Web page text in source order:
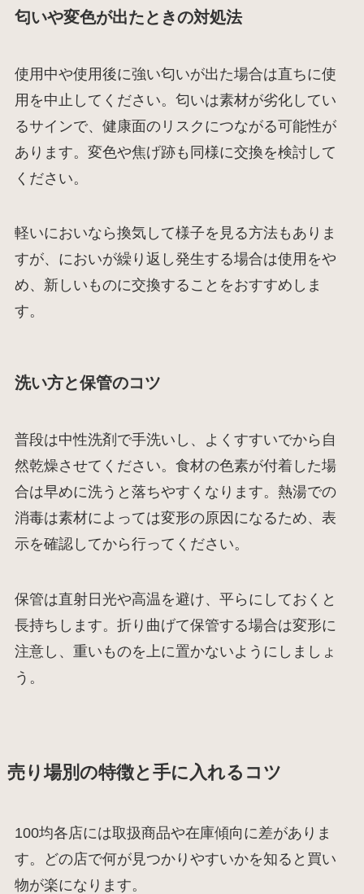
匂いや変色が出たときの対処法
使用中や使用後に強い匂いが出た場合は直ちに使
用を中止してください。匂いは素材が劣化してい
るサインで、健康面のリスクにつながる可能性が
あります。変色や焦げ跡も同様に交換を検討して
ください。
軽いにおいなら換気して様子を見る方法もありま
すが、においが繰り返し発生する場合は使用をや
め、新しいものに交換することをおすすめしま
す。
洗い方と保管のコツ
普段は中性洗剤で手洗いし、よくすすいでから自
然乾燥させてください。食材の色素が付着した場
合は早めに洗うと落ちやすくなります。熱湯での
消毒は素材によっては変形の原因になるため、表
示を確認してから行ってください。
保管は直射日光や高温を避け、平らにしておくと
長持ちします。折り曲げて保管する場合は変形に
注意し、重いものを上に置かないようにしましょ
う。
売り場別の特徴と手に入れるコツ
100均各店には取扱商品や在庫傾向に差がありま
す。どの店で何が見つかりやすいかを知ると買い
物が楽になります。